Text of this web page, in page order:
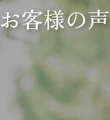
お客様の声